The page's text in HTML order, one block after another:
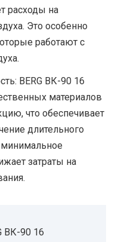
расходы на
Это особенно
работают с
BERG ВК-90 16
материалов
что обеспечивает
длительного
минимальное
затраты на
ВК-90 16